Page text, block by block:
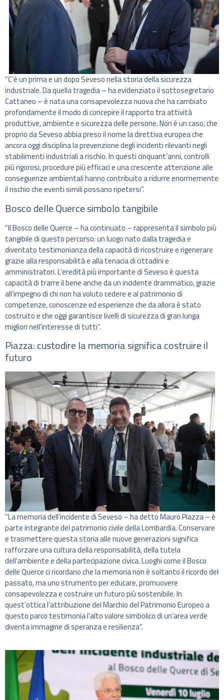
“C’è un prima e un dopo Seveso nella storia della sicurezza
industriale. Da quella tragedia – ha evidenziato il sottosegretario
Cattaneo – è nata una consapevolezza nuova che ha cambiato
profondamente il modo di concepire il rapporto tra attività
produttive, ambiente e sicurezza delle persone. Non è un caso, che
proprio da Seveso abbia preso il nome la direttiva europea che
ancora oggi disciplina la prevenzione degli incidenti rilevanti negli
stabilimenti industriali a rischio. In questi cinquant’anni, controlli
più rigorosi, procedure più efficaci e una crescente attenzione alle
conseguenze ambientali hanno contribuito a ridurre enormemente
il rischio che eventi simili possano ripetersi”.
Bosco delle Querce simbolo tangibile
“Il Bosco delle Querce – ha continuato – rappresenta il simbolo più
tangibile di questo percorso: un luogo nato dalla tragedia e
diventato testimonianza della capacità di ricostruire e rigenerare
grazie alla responsabilità e alla tenacia di cittadini e
amministratori. L’eredità più importante di Seveso è questa
capacità di trarre il bene anche da un incidente drammatico, grazie
all’impegno di chi non ha voluto cedere e al patrimonio di
competenze, conoscenze ed esperienze che da allora è stato
costruito e che oggi garantisce livelli di sicurezza di gran lunga
migliori nell’interesse di tutti”.
Piazza: custodire la memoria significa costruire il
futuro
“La memoria dell’incidente di Seveso – ha detto Mauro Piazza – è
parte integrante del patrimonio civile della Lombardia. Conservare
e trasmettere questa storia alle nuove generazioni significa
rafforzare una cultura della responsabilità, della tutela
dell’ambiente e della partecipazione civica. Luoghi come il Bosco
delle Querce ci ricordano che la memoria non è soltanto il ricordo del
passato, ma uno strumento per educare, promuovere
consapevolezza e costruire un futuro più sostenibile. In
quest’ottica l’attribuzione del Marchio del Patrimonio Europeo a
questo parco testimonia l’alto valore simbolico di un’area verde
diventa immagine di speranza e resilienza”.